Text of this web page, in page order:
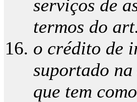
serviços de
termos do
o crédito de
suportado
que tem